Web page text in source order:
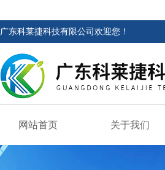
广东科莱捷科技有限公司欢迎您！
网站首页 关于我们